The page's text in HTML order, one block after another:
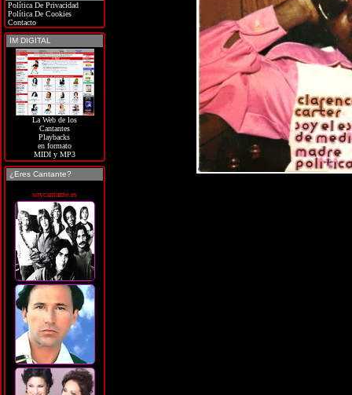
Política De Privacidad
Política De Cookies
Contacto
IM DIGITAL
La Web de los
Cantantes
Playbacks
en formato
MIDI y MP3
¿Eres Cantante?
soycantante.es